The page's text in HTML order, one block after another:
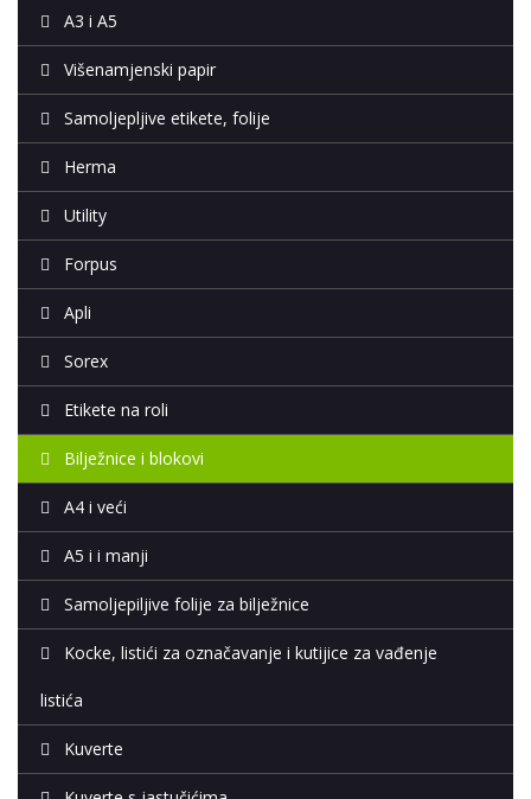
A3 i A5
Višenamjenski papir
Samoljepljive etikete, folije
Herma
Utility
Forpus
Apli
Sorex
Etikete na roli
Bilježnice i blokovi
A4 i veći
A5 i i manji
Samoljepiljive folije za bilježnice
Kocke, listići za označavanje i kutijice za vađenje
listića
Kuverte